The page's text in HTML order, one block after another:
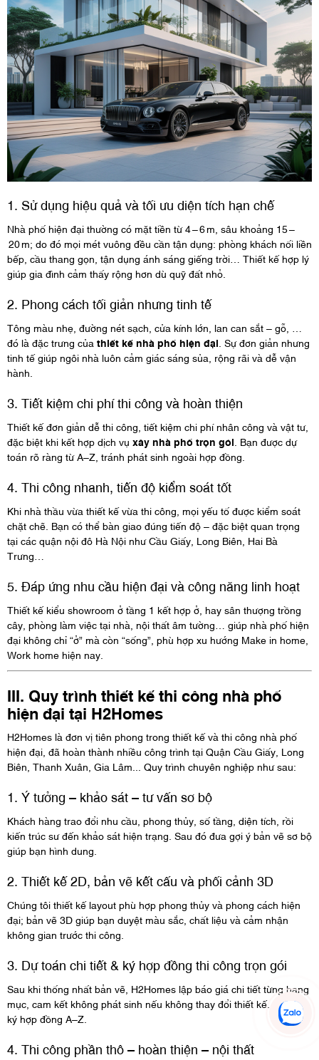
1. Sử dụng hiệu quả và tối ưu diện tích hạn chế
Nhà phố hiện đại thường có mặt tiền từ 4 – 6 m, sâu khoảng 15 –
20 m; do đó mọi mét vuông đều cần tận dụng: phòng khách nối liền
bếp, cầu thang gọn, tận dụng ánh sáng giếng trời… Thiết kế hợp lý
giúp gia đình cảm thấy rộng hơn dù quỹ đất nhỏ.
2. Phong cách tối giản nhưng tinh tế
Tông màu nhẹ, đường nét sạch, cửa kính lớn, lan can sắt – gỗ, …
đó là đặc trưng của thiết kế nhà phố hiện đại . Sự đơn giản nhưng
tinh tế giúp ngôi nhà luôn cảm giác sáng sủa, rộng rãi và dễ vận
hành.
3. Tiết kiệm chi phí thi công và hoàn thiện
Thiết kế đơn giản dễ thi công, tiết kiệm chi phí nhân công và vật tư,
đặc biệt khi kết hợp dịch vụ xây nhà phố trọn gói . Bạn được dự
toán rõ ràng từ A–Z, tránh phát sinh ngoài hợp đồng.
4. Thi công nhanh, tiến độ kiểm soát tốt
Khi nhà thầu vừa thiết kế vừa thi công, mọi yếu tố được kiểm soát
chặt chẽ. Bạn có thể bàn giao đúng tiến độ – đặc biệt quan trọng
tại các quận nội đô Hà Nội như Cầu Giấy, Long Biên, Hai Bà
Trưng…
5. Đáp ứng nhu cầu hiện đại và công năng linh hoạt
Thiết kế kiểu showroom ở tầng 1 kết hợp ở, hay sân thượng trồng
cây, phòng làm việc tại nhà, nội thất âm tường… giúp nhà phố hiện
đại không chỉ “ở” mà còn “sống”, phù hợp xu hướng Make in home,
Work home hiện nay.
III. Quy trình thiết kế thi công nhà phố
hiện đại tại H2Homes
H2Homes là đơn vị tiên phong trong thiết kế và thi công nhà phố
hiện đại, đã hoàn thành nhiều công trình tại Quận Cầu Giấy, Long
Biên, Thanh Xuân, Gia Lâm... Quy trình chuyên nghiệp như sau:
1. Ý tưởng – khảo sát – tư vấn sơ bộ
Khách hàng trao đổi nhu cầu, phong thủy, số tầng, diện tích, rồi
kiến trúc sư đến khảo sát hiện trạng. Sau đó đưa gợi ý bản vẽ sơ bộ
giúp bạn hình dung.
2. Thiết kế 2D, bản vẽ kết cấu và phối cảnh 3D
Chúng tôi thiết kế layout phù hợp phong thủy và phong cách hiện
đại; bản vẽ 3D giúp bạn duyệt màu sắc, chất liệu và cảm nhận
không gian trước thi công.
3. Dự toán chi tiết & ký hợp đồng thi công trọn gói
Sau khi thống nhất bản vẽ, H2Homes lập báo giá chi tiết từng hạng
mục, cam kết không phát sinh nếu không thay đổi thiết kế. Sau đó
ký hợp đồng A–Z.
4. Thi công phần thô – hoàn thiện – nội thất